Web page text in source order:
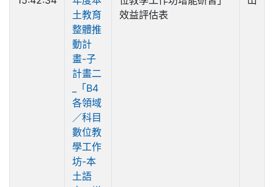
土教育
整體推
動計
畫-子
計畫二
_「B4
各領域
／科目
數位教
學工作
坊-本
土語
效益評估表